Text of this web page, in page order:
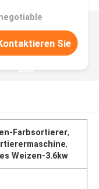
Sie
uns
Farbsortierer,
,
Weizen-3.6kw